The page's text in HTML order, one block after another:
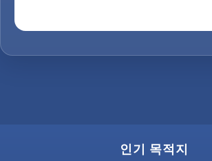
인기 목적지